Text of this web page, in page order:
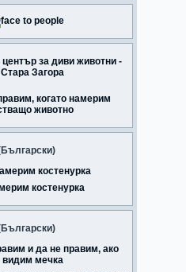
когато намерим
животно
костенурка